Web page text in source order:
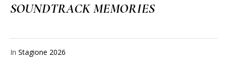
SOUNDTRACK MEMORIES
In Stagione 2026